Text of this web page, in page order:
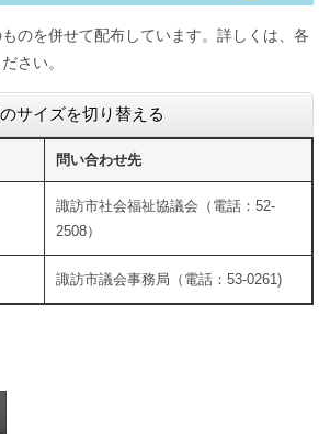
のを併せて配布しています。詳しくは、各
さい。
サイズを切り替える
問い合わせ先
諏訪市社会福祉協議会（電話：52-
2508）
諏訪市議会事務局（電話：53-0261)